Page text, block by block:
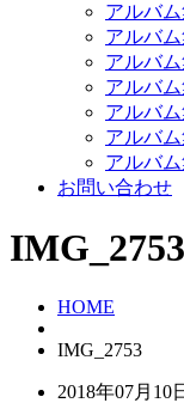
アルバム
アルバム
アルバム
アルバム
アルバム
アルバム
アルバム
お問い合わせ
IMG_2753
HOME
IMG_2753
2018年07月10